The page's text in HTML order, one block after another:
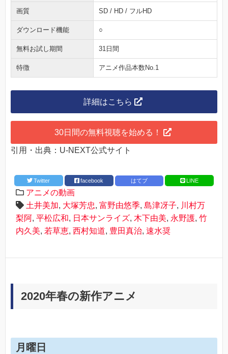
画質 SD / HD / フルHD
ダウンロード機能 ○
無料お試し期間 31日間
特徴 アニメ作品本数No.1
詳細はこちら
30日間の無料視聴を始める！
引用・出典：U-NEXT公式サイト
Twitter facebook はてブ LINE
アニメの動画
土井美加, 大塚芳忠, 富野由悠季, 島津冴子, 川村万
梨阿, 平松広和, 日本サンライズ, 木下由美, 永野護, 竹
内久美, 若草恵, 西村知道, 豊田真治, 速水奨
2020年春の新作アニメ
月曜日